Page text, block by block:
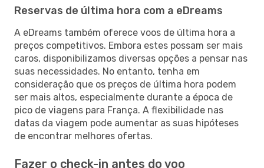
Reservas de última hora com a eDreams
A eDreams também oferece voos de última hora a
preços competitivos. Embora estes possam ser mais
caros, disponibilizamos diversas opções a pensar nas
suas necessidades. No entanto, tenha em
consideração que os preços de última hora podem
ser mais altos, especialmente durante a época de
pico de viagens para França. A flexibilidade nas
datas da viagem pode aumentar as suas hipóteses
de encontrar melhores ofertas.
Fazer o check-in antes do voo